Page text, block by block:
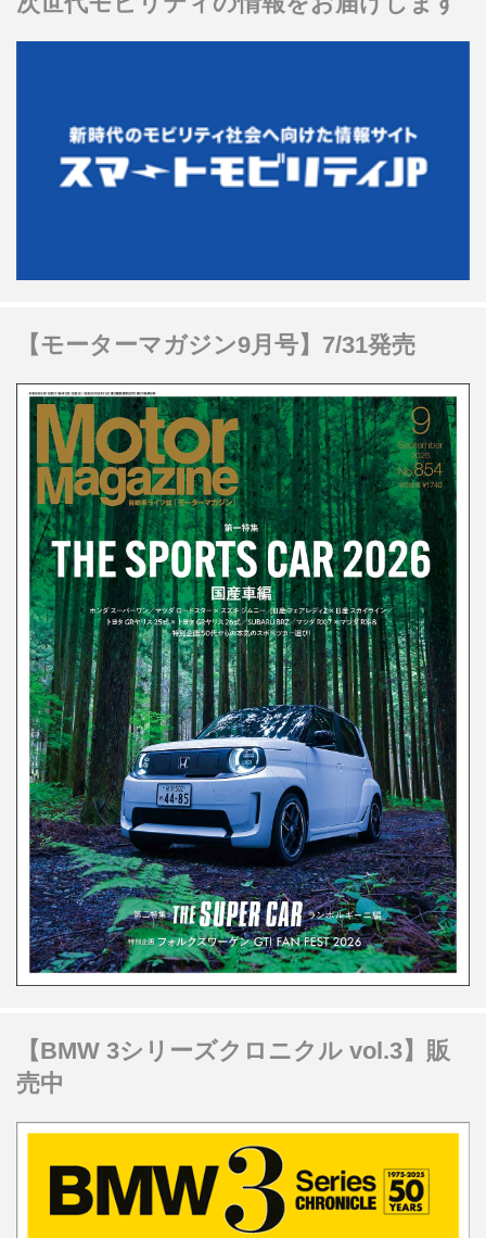
【モーターマガジン9月号】7/31発売
【BMW 3シリーズクロニクル vol.3】販
売中